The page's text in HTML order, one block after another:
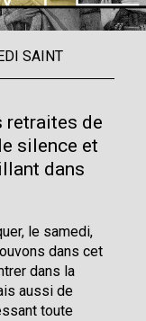
SAINT
retraites de
silence et
dans
le samedi,
dans cet
dans la
aussi de
toute